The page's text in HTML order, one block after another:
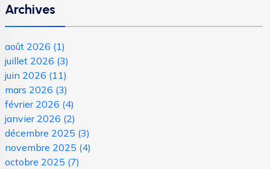
Archives
août 2026 (1)
juillet 2026 (3)
juin 2026 (11)
mars 2026 (3)
février 2026 (4)
janvier 2026 (2)
décembre 2025 (3)
novembre 2025 (4)
octobre 2025 (7)